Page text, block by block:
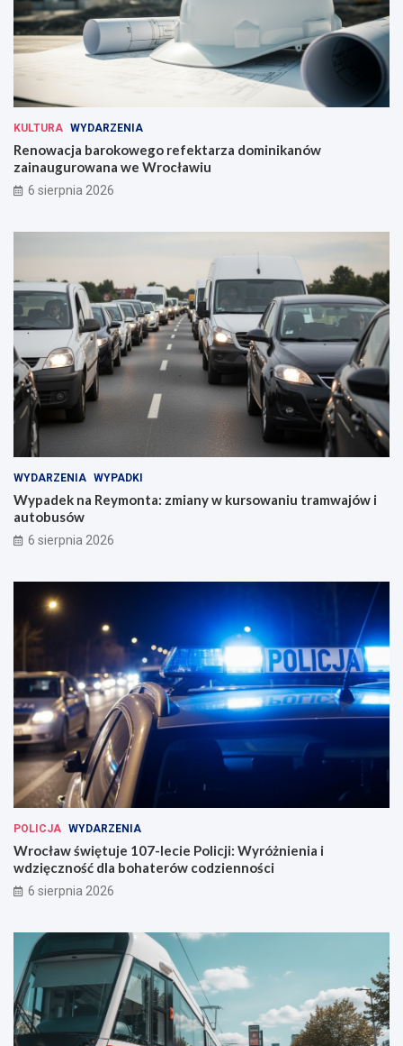
KULTURA WYDARZENIA
Renowacja barokowego refektarza dominikanów
zainaugurowana we Wrocławiu
6 sierpnia 2026
WYDARZENIA WYPADKI
Wypadek na Reymonta: zmiany w kursowaniu tramwajów i
autobusów
6 sierpnia 2026
POLICJA WYDARZENIA
Wrocław świętuje 107-lecie Policji: Wyróżnienia i
wdzięczność dla bohaterów codzienności
6 sierpnia 2026